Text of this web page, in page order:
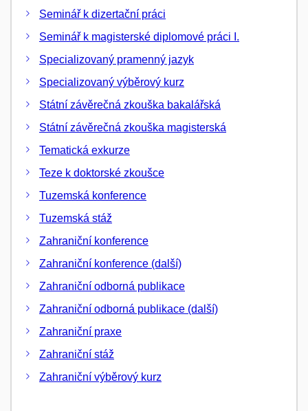
Seminář k dizertační práci
Seminář k magisterské diplomové práci I.
Specializovaný pramenný jazyk
Specializovaný výběrový kurz
Státní závěrečná zkouška bakalářská
Státní závěrečná zkouška magisterská
Tematická exkurze
Teze k doktorské zkoušce
Tuzemská konference
Tuzemská stáž
Zahraniční konference
Zahraniční konference (další)
Zahraniční odborná publikace
Zahraniční odborná publikace (další)
Zahraniční praxe
Zahraniční stáž
Zahraniční výběrový kurz